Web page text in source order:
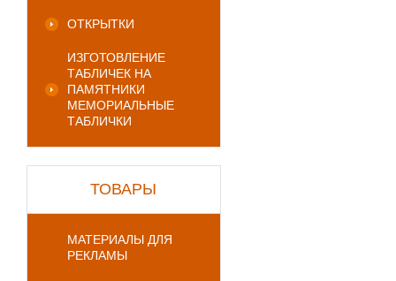
ОТКРЫТКИ
ИЗГОТОВЛЕНИЕ
ТАБЛИЧЕК НА
ПАМЯТНИКИ
МЕМОРИАЛЬНЫЕ
ТАБЛИЧКИ
ТОВАРЫ
МАТЕРИАЛЫ ДЛЯ
РЕКЛАМЫ